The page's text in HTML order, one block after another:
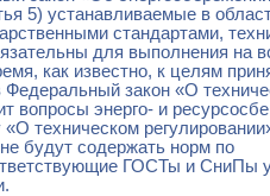
5) устанавливаемые в
стандартами,
для выполнения на
как известно, к целям
Федеральный закон «О
вопросы энерго- и
техническом
будут содержать норм по
ГОСТы и СниПы